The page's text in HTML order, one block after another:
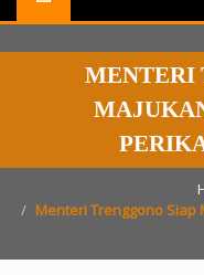
MENTERI
Menteri Trenggono